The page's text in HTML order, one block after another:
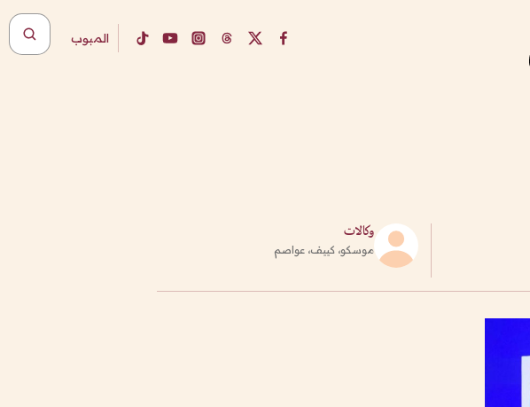
المبوب
وكالات
موسكو، كييف، عواصم